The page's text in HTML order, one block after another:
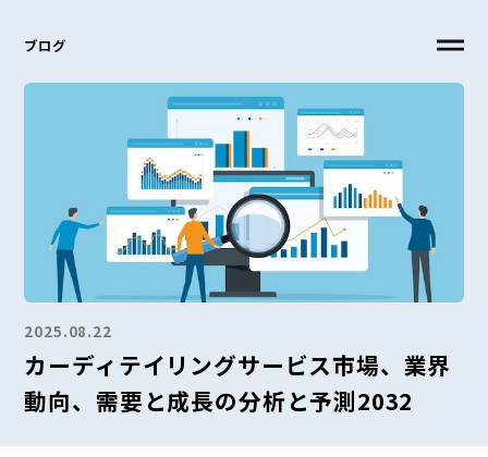
ブログ
2025.08.22
カーディテイリングサービス市場、業界
動向、需要と成長の分析と予測2032